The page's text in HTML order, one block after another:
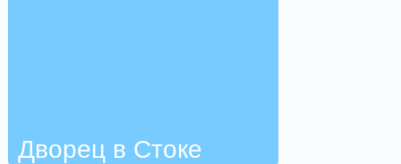
Дворец в Стоке